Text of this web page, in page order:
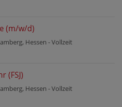
(m/w/d)
Hessen -Vollzeit
(FSJ)
Hessen -Vollzeit